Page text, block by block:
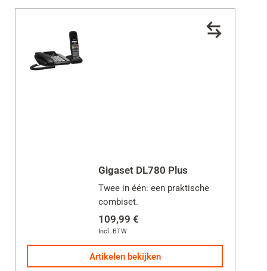
Gigaset DL780 Plus
Twee in één: een praktische
combiset.
109,99 €
Incl. BTW
Artikelen bekijken